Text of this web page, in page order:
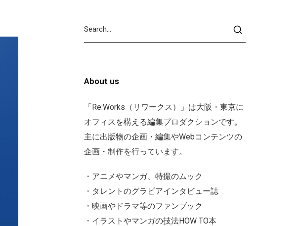
About us
「Re:Works（リワークス）」は大阪・東京に
オフィスを構える編集プロダクションです。
主に出版物の企画・編集やWebコンテンツの
企画・制作を行っています。
・アニメやマンガ、特撮のムック
・タレントのグラビアインタビュー誌
・映画やドラマ等のファンブック
・イラストやマンガの技法HOW TO本